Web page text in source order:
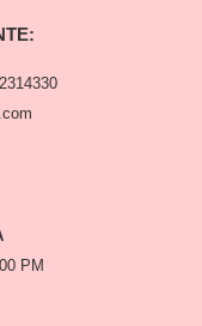
PM